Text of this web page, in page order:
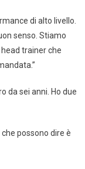
di alto livello.
senso. Stiamo
trainer che
da sei anni. Ho due
che possono dire è